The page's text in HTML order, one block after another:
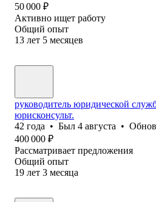
50 000 ₽
Активно ищет работу
Общий опыт
13 лет 5 месяцев
руководитель юридической
юрисконсульт.
42 года • Был 4 августа •
400 000 ₽
Рассматривает предложения
Общий опыт
19 лет 3 месяца